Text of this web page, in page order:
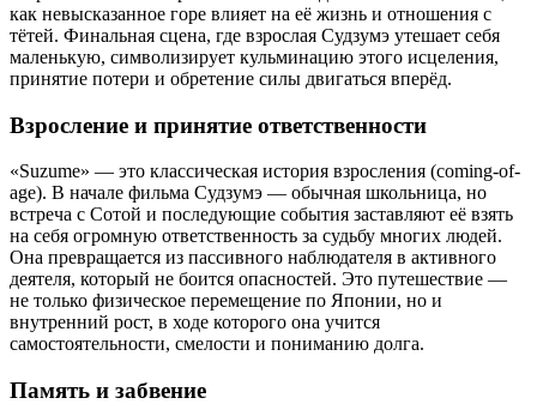
как невысказанное горе влияет на её жизнь и отношения с
тётей. Финальная сцена, где взрослая Судзумэ утешает себя
маленькую, символизирует кульминацию этого исцеления,
принятие потери и обретение силы двигаться вперёд.
Взросление и принятие ответственности
«Suzume» — это классическая история взросления (coming-of-
age). В начале фильма Судзумэ — обычная школьница, но
встреча с Сотой и последующие события заставляют её взять
на себя огромную ответственность за судьбу многих людей.
Она превращается из пассивного наблюдателя в активного
деятеля, который не боится опасностей. Это путешествие —
не только физическое перемещение по Японии, но и
внутренний рост, в ходе которого она учится
самостоятельности, смелости и пониманию долга.
Память и забвение